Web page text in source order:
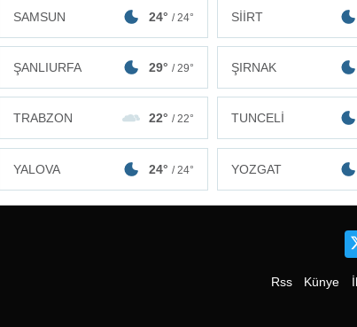
SAMSUN 24° / 24° SİİRT
ŞANLIURFA 29° / 29° ŞIRNAK
TRABZON 22° / 22° TUNCELİ
YALOVA 24° / 24° YOZGAT
Rss Künye